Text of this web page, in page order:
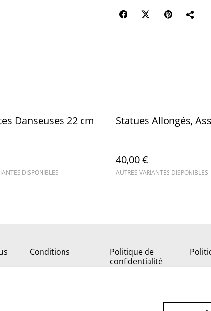
Danseuses 22 cm
DISPONIBLES
Statues Allongés,
40,00 €
AUTRES VARIANTES DISPONIBLES
Conditions
Politique de
confidentialité